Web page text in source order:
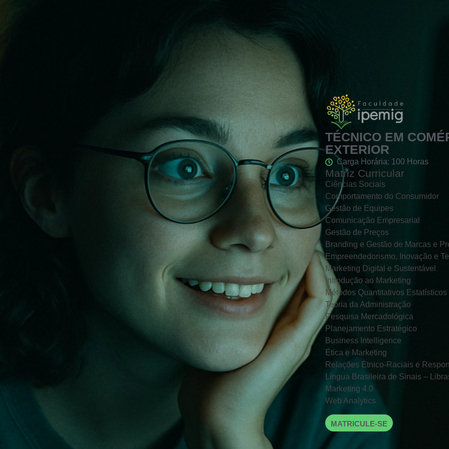
TÉCNICO EM
EXTERIOR
Carga Horária: 100 Horas
Matriz Curricular
Ciências Sociais
Comportamento do Consumidor
Gestão de Equipes
Comunicação Empresarial
Gestão de Preços
Branding e Gestão de Marcas e
Empreendedorismo, Inovação e
Marketing Digital e Sustentável
Introdução ao Marketing
Métodos Quantitativos Estatísticos
Teoria da Administração
Pesquisa Mercadológica
Planejamento Estratégico
Business Intelligence
Ética e Marketing
Relações Étnico-Raciais e
Língua Brasileira de Sinais –
Marketing 4.0
Web Analytics
MATRICULE-SE